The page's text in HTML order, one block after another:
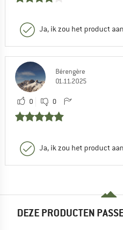
Ja, ik zou het product
Bérengère
01.11.2025
0 0
Ja, ik zou het product
DEZE PRODUCTEN